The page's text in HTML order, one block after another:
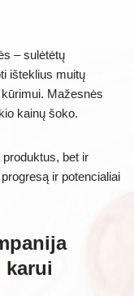
– sulėtėtų
išteklius muitų
Mažesnės
kainų šoko.
bet ir
ir potencialiai
karui